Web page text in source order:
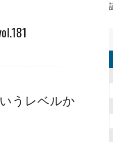
うレベルか